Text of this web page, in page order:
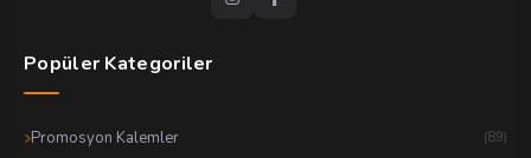
Popüler Kategoriler
Promosyon Kalemler (89)